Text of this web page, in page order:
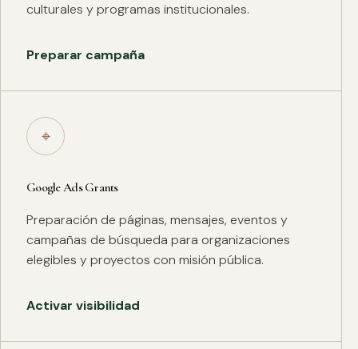
culturales y programas institucionales.
Preparar campaña
⌖
Google Ads Grants
Preparación de páginas, mensajes, eventos y
campañas de búsqueda para organizaciones
elegibles y proyectos con misión pública.
Activar visibilidad